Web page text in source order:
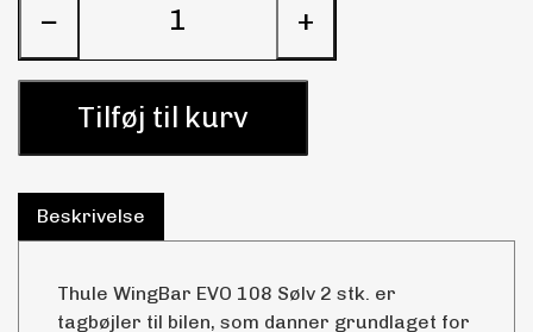
− +
Tilføj til kurv
Beskrivelse
Thule WingBar EVO 108 Sølv 2 stk. er
tagbøjler til bilen, som danner grundlaget for